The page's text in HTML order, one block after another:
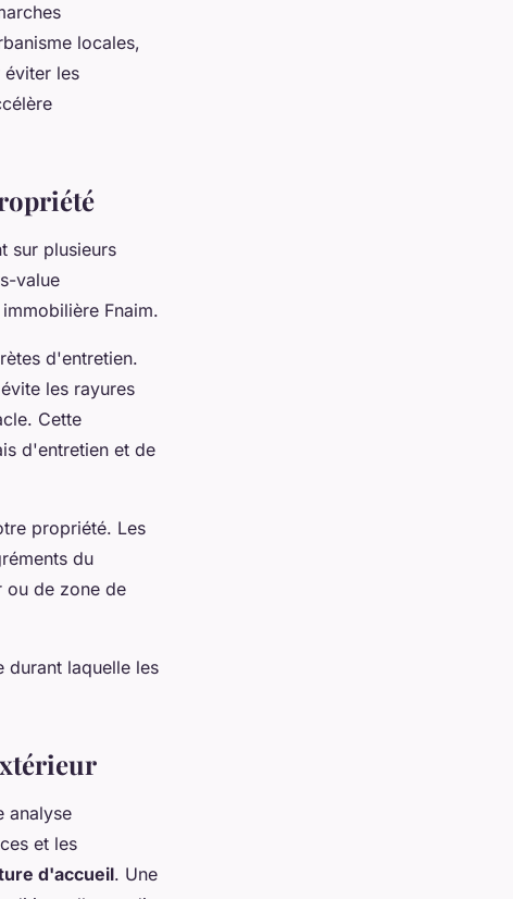
locales,
éviter les
sur plusieurs
value
Fnaim.
d'entretien.
les rayures
Cette
d'entretien et de
propriété. Les
du
ou de zone de
durant laquelle les
analyse
et les
d'accueil. Une